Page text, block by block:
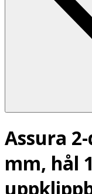
Assura
mm, hål